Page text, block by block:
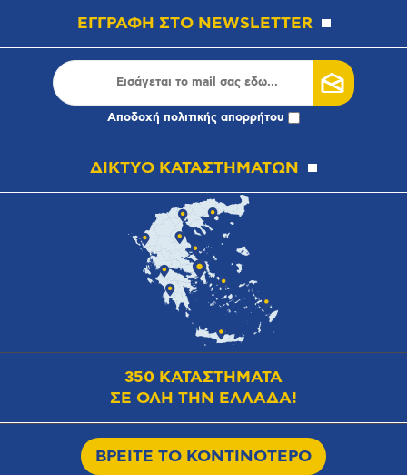
ΕΓΓΡΑΦΗ ΣΤΟ NEWSLETTER
Αποδοχή πολιτικής απορρήτου
ΔΙΚΤΥΟ ΚΑΤΑΣΤΗΜΑΤΩΝ
350 ΚΑΤΑΣΤΗΜΑΤΑ
ΣΕ ΟΛΗ ΤΗΝ ΕΛΛΑΔΑ!
ΒΡΕΙΤΕ ΤΟ ΚΟΝΤΙΝΟΤΕΡΟ